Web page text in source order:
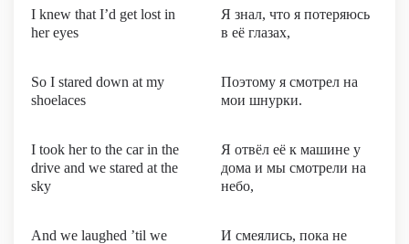
I knew that I’d get lost in
her eyes
Я знал, что я потеряюсь
в её глазах,
So I stared down at my
shoelaces
Поэтому я смотрел на
мои шнурки.
I took her to the car in the
drive and we stared at the
sky
Я отвёл её к машине у
дома и мы смотрели на
небо,
And we laughed ’til we
И смеялись, пока не